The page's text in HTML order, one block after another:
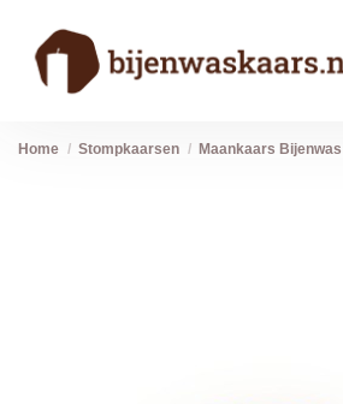
Home Stompkaarsen Maankaars Bijenwas